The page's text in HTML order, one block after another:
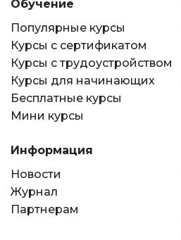
Обучение
Популярные курсы
Курсы с сертификатом
Курсы с трудоустройством
Курсы для начинающих
Бесплатные курсы
Мини курсы
Информация
Новости
Журнал
Партнерам